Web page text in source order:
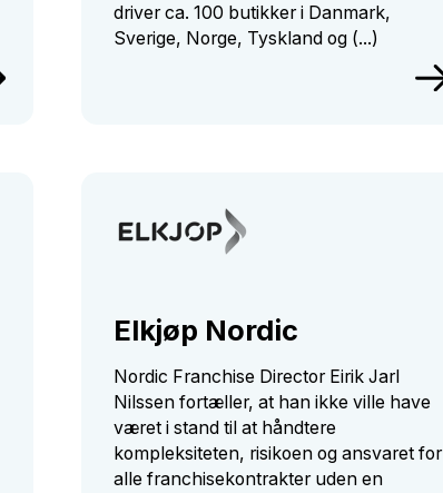
driver ca. 100 butikker i Danmark,
Sverige, Norge, Tyskland og (...)
Elkjøp Nordic
Nordic Franchise Director Eirik Jarl
Nilssen fortæller, at han ikke ville have
været i stand til at håndtere
kompleksiteten, risikoen og ansvaret for
alle franchisekontrakter uden en